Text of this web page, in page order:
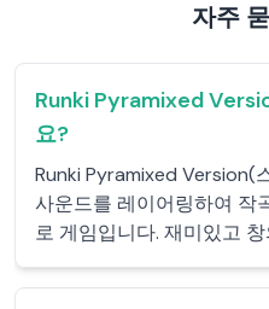
자주
Runki Pyramixed
요?
Runki Pyramixed Version(
사운드를 레이어링하여 작
로 게임입니다. 재미있고